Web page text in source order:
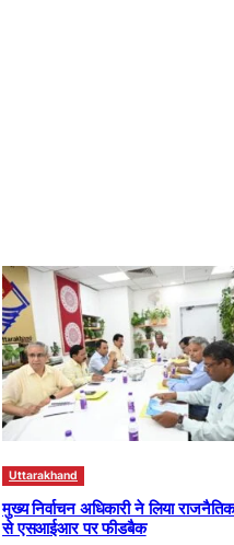
Uttarakhand
मुख्य निर्वाचन अधिकारी ने लिया
से एसआईआर पर फीडबैक